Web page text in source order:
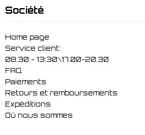
Société
Home page
Service client:
08:30 - 13:30\17.00-20.30
FAQ
Paiements
Retours et remboursements
Expéditions
Où nous sommes